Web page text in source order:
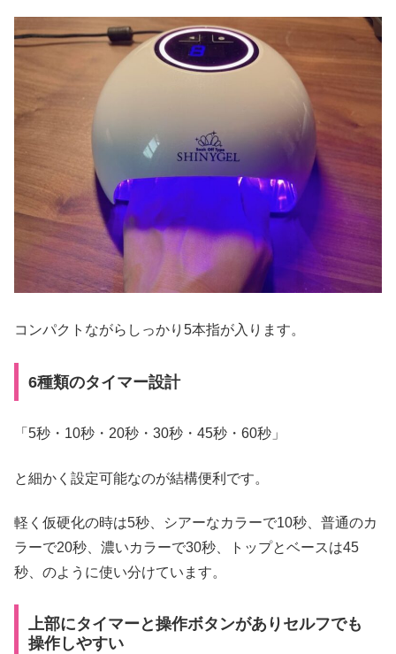
コンパクトながらしっかり5本指が入ります。
6種類のタイマー設計
「5秒・10秒・20秒・30秒・45秒・60秒」
と細かく設定可能なのが結構便利です。
軽く仮硬化の時は5秒、シアーなカラーで10秒、普通のカ
ラーで20秒、濃いカラーで30秒、トップとベースは45
秒、のように使い分けています。
上部にタイマーと操作ボタンがありセルフでも
操作しやすい